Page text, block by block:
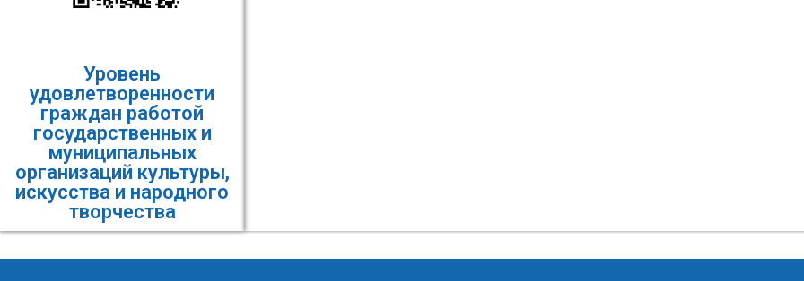
Уровень
удовлетворенности
граждан работой
государственных и
муниципальных
организаций культуры,
искусства и народного
творчества